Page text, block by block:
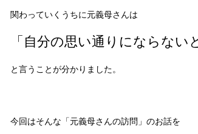
関わっていくうちに元義母さんは
「自分の思い通りにならない
と言うことが分かりました。
今回はそんな「元義母さんの訪問」のお話を